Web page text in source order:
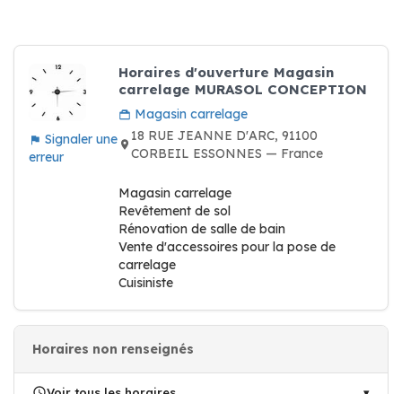
Signaler une
erreur
Horaires d'ouverture Magasin
carrelage MURASOL CONCEPTION
Magasin carrelage
18 RUE JEANNE D'ARC, 91100
CORBEIL ESSONNES — France
Magasin carrelage
Revêtement de sol
Rénovation de salle de bain
Vente d'accessoires pour la pose de
carrelage
Cuisiniste
Horaires non renseignés